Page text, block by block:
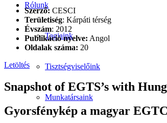
Rólunk
Tagjaink
Tisztségviselőink
Munkatársaink
Szerző: CESCI
Területiség: Kárpáti térség
Évszám: 2012
Publikáció nyelve: Angol
Oldalak száma: 20
Letöltés
Snapshot of EGTS’s with
Gyorsfénykép a magyar